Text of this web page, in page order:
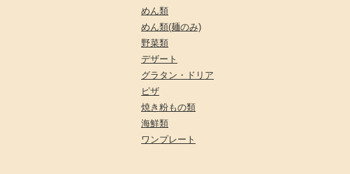
めん類
めん類(麺のみ)
野菜類
デザート
グラタン・ドリア
ピザ
焼き粉もの類
海鮮類
ワンプレート